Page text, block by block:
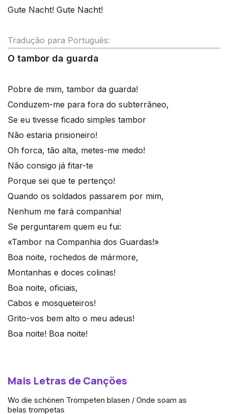
Gute Nacht! Gute Nacht!
Tradução para Português:
O tambor da guarda
Pobre de mim, tambor da guarda!
Conduzem-me para fora do subterrâneo,
Se eu tivesse ficado simples tambor
Não estaria prisioneiro!
Oh forca, tão alta, metes-me medo!
Não consigo já fitar-te
Porque sei que te pertenço!
Quando os soldados passarem por mim,
Nenhum me fará companhia!
Se perguntarem quem eu fui:
«Tambor na Companhia dos Guardas!»
Boa noite, rochedos de mármore,
Montanhas e doces colinas!
Boa noite, oficiais,
Cabos e mosqueteiros!
Grito-vos bem alto o meu adeus!
Boa noite! Boa noite!
Mais Letras de Canções
Wo die schönen Trompeten blasen / Onde soam as
belas trompetas